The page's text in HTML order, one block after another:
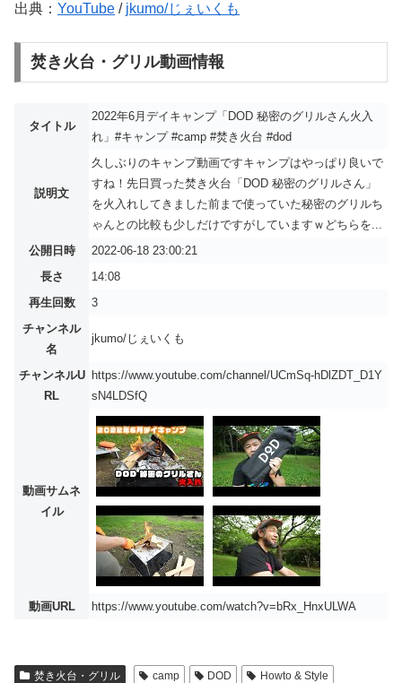
出典： YouTube / jkumo/じぇいくも
焚き火台・グリル動画情報
タイトル
2022年6月デイキャンプ「DOD 秘密のグリルさん火入
れ」#キャンプ #camp #焚き火台 #dod
説明文
久しぶりのキャンプ動画ですキャンプはやっぱり良いで
すね！先日買った焚き火台「DOD 秘密のグリルさん」
を火入れしてきました前まで使っていた秘密のグリルち
ゃんとの比較も少しだけですがしていますｗどちらを...
公開日時
2022-06-18 23:00:21
長さ
14:08
再生回数
3
チャンネル
名
jkumo/じぇいくも
チャンネルU
RL
https://www.youtube.com/channel/UCmSq-hDlZDT_D1Y
sN4LDSfQ
動画サムネ
イル
動画URL https://www.youtube.com/watch?v=bRx_HnxULWA
焚き火台・グリル camp DOD
Howto & Style